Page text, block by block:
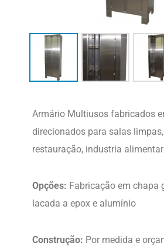
Armário Multiusos fabricados
direcionados para salas
restauração, industria
Opções: Fabricação em chapa
lacada a epox e alumínio
Construção: Por medida e